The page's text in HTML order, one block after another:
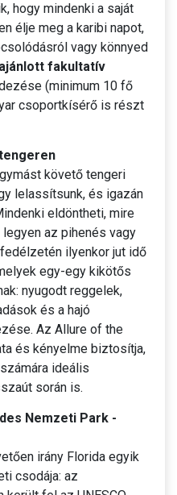
hogy mindenki a saját
élje meg a karibi napot,
vagy könnyed
fakultatív
(minimum 10 fő
csoportkísérő is részt
követő tengeri
lelassítsunk, és igazán
eldöntheti, mire
az pihenés vagy
ilyenkor jut idő
egy-egy kikötős
nyugodt reggelek,
és a hajó
Az Allure of the
és kényelme biztosítja,
ideális
során is.
Nemzeti Park -
irány Florida egyik
csodája: az